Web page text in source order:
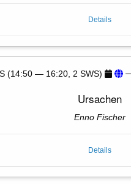
Details
(14:50 — 16:20, 2 SWS)
Ursachen
Enno Fischer
Details